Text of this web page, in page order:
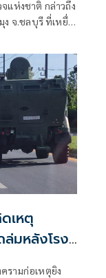
แห่งชาติ กล่าวถึง
จ.ชลบุรี ที่เหยื่อ
สภ.ห้วยใหญ่
เหตุ
ล่มหลังโรง
รามก่อเหตุยิง